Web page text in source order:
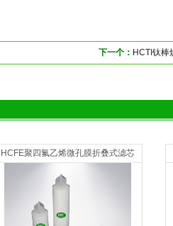
下一个： HCTI钛棒
HCFE聚四氟乙烯微孔膜折叠式滤芯